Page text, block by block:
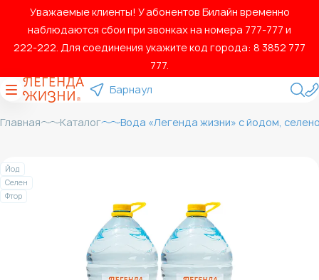
Уважаемые клиенты! У абонентов Билайн временно
наблюдаются сбои при звонках на номера 777‑777 и
222‑222. Для соединения укажите код города: 8 3852 777
777.
Барнаул
Главная Каталог Вода «Легенда жизни» с йодом,
Йод
Селен
Фтор